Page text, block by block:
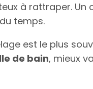
à rattraper. Un
temps.
est le plus
de bain, mieux